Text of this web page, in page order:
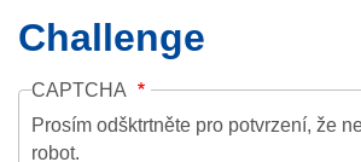
Challenge
CAPTCHA
Prosím odšktrtněte pro potvrzení, že
robot.